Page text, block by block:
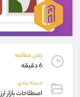
زمان مطالعه
6 دقیقه
دسته بندی
اصطلاحات بازار
واتساپ
تلگرام
پشتیبان فروش
موبایل